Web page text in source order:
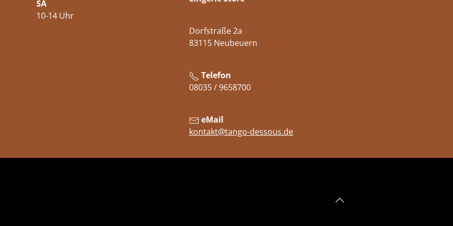
SA
10-14 Uhr
Dorfstraße 2a
83115 Neubeuern
Telefon
08035 / 9658700
eMail
kontakt@tango-dessous.de